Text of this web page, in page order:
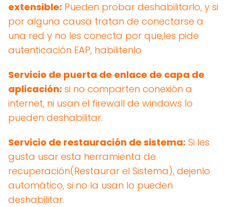
extensible: Pueden probar deshabilitarlo, y si
por alguna causa tratan de conectarse a
una red y no les conecta por que,les pide
autenticación EAP, habilitenlo
Servicio de puerta de enlace de capa de
aplicación: si no comparten conexión a
internet, ni usan el firewall de windows lo
pueden deshabilitar.
Servicio de restauración de sistema: Si les
gusta usar esta herramienta de
recuperación(Restaurar el Sistema), dejenlo
automático, si no la usan lo pueden
deshabilitar.